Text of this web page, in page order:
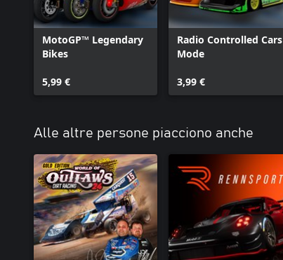
MotoGP™ Legendary
Bikes
5,99 €
Radio Controlled Cars
Mode
3,99 €
Alle altre persone piacciono anche